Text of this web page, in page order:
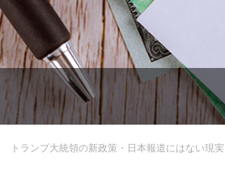
トランプ大統領の新政策・日本報道にはない現実